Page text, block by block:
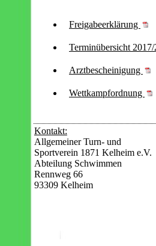
Kontakt:
Allgemeiner Turn- und
Sportverein 1871 Kelheim e.V.
Abteilung Schwimmen
Rennweg 66
93309 Kelheim